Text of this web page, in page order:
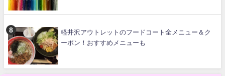
軽井沢アウトレットのフードコート全メニュー＆ク
ーポン！おすすめメニューも